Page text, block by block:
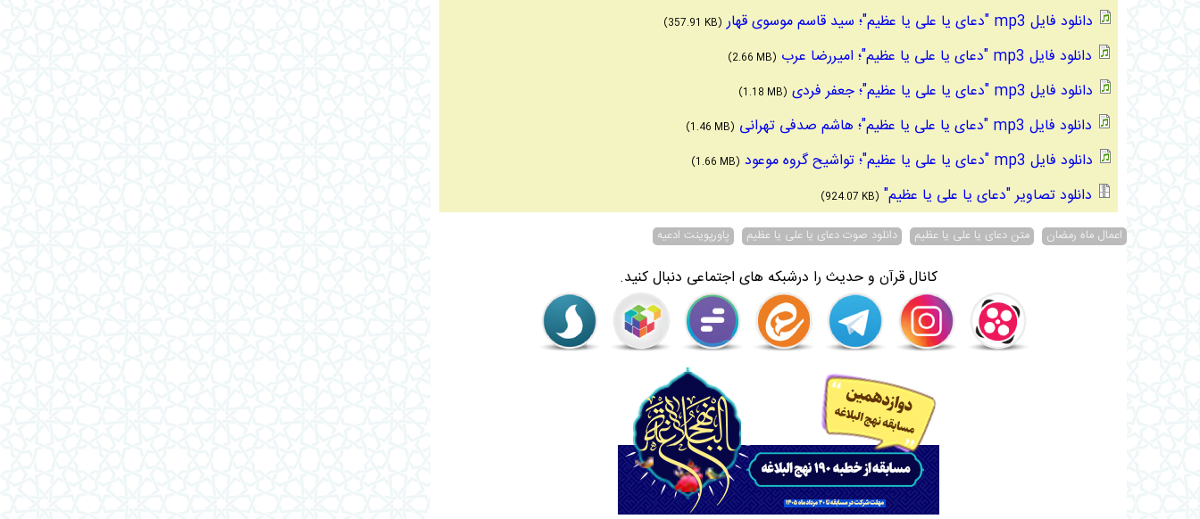
دانلود فایل mp3 "دعای یا علی یا عظیم"؛ سید قاسم موسوی قهار (357.91 KB)
دانلود فایل mp3 "دعای یا علی یا عظیم"؛ امیررضا عرب (2.66 MB)
دانلود فایل mp3 "دعای یا علی یا عظیم"؛ جعفر فردی (1.18 MB)
دانلود فایل mp3 "دعای یا علی یا عظیم"؛ هاشم صدفی تهرانی (1.46 MB)
دانلود فایل mp3 "دعای یا علی یا عظیم"؛ تواشیح گروه موعود (1.66 MB)
دانلود تصاویر "دعای یا علی یا عظیم" (924.07 KB)
اعمال ماه رمضان متن دعای یا علی یا عظیم دانلود صوت دعای یا علی یا عظیم پاورپوینت ادعیه
کانال قرآن و حدیث را درشبکه های اجتماعی دنبال کنید.